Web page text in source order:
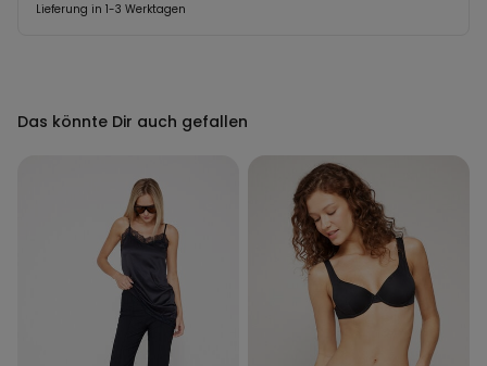
Lieferung in 1-3 Werktagen
Das könnte Dir auch gefallen